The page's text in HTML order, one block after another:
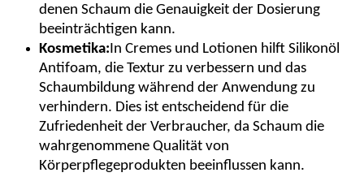
denen Schaum die Genauigkeit der Dosierung
beeinträchtigen kann.
Kosmetika:In Cremes und Lotionen hilft Silikonöl
Antifoam, die Textur zu verbessern und das
Schaumbildung während der Anwendung zu
verhindern. Dies ist entscheidend für die
Zufriedenheit der Verbraucher, da Schaum die
wahrgenommene Qualität von
Körperpflegeprodukten beeinflussen kann.